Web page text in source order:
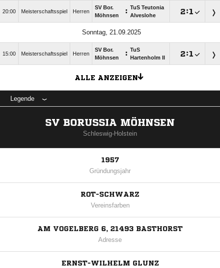
20:00 Meisterschaftsspiel Herren
SV Bor.
Möhnsen
: TuS Teutonia
Alveslohe
:
Sonntag, 21.09.2025
15:00 Meisterschaftsspiel Herren
SV Bor.
Möhnsen
: TuS
Hartenholm II
:
ALLE ANZEIGEN
Legende
SV BORUSSIA MÖHNSEN
Schleswig-Holstein
1957
Gründungsjahr
ROT-SCHWARZ
Vereinsfarben
AM VOGELBERG 6, 21493 BASTHORST
Adresse
ERNST-WILHELM GLUNZ